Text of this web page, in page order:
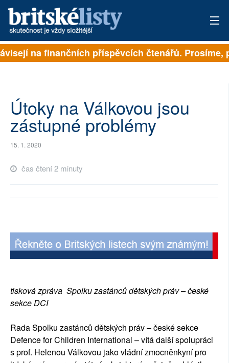
PŘIHLÁSIT
ARCHIV
ROZHOVORY
TÉMATA
NEJČTENĚJŠÍ ZA 7 DNÍ
SOCIÁLNÍ SÍTĚ
PLNÁ VERZE STRÁNEK
na finančních příspěvcích čtenářů. Prosíme,
Útoky na Válkovou jsou
zástupné problémy
15. 1. 2020
čas čtení 2 minuty
tisková zpráva Spolku zastánců dětských práv – české
sekce DCI
Rada Spolku zastánců dětských práv – české sekce
Defence for Children International – vítá další spolupráci
s prof. Helenou Válkovou jako vládní zmocněnkyní pro